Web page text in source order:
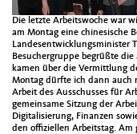
Die letzte Arbeitswoche war
am Montag eine chinesische
Landesentwicklungsminister
Besuchergruppe begrüßte
kamen über die Vermittlung
Montag dürfte ich dann auch
Arbeit des Ausschusses für
gemeinsame Sitzung der
Digitalisierung, Finanzen
den offiziellen Arbeitstag. Am